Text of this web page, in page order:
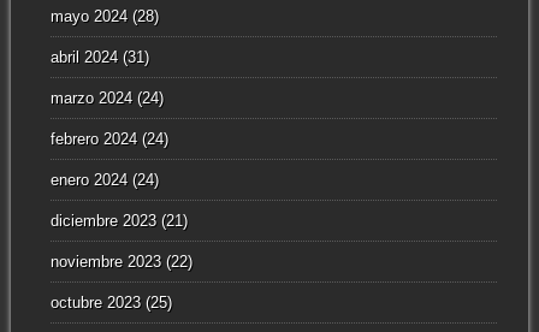
mayo 2024(28)
abril 2024(31)
marzo 2024(24)
febrero 2024(24)
enero 2024(24)
diciembre 2023(21)
noviembre 2023(22)
octubre 2023(25)